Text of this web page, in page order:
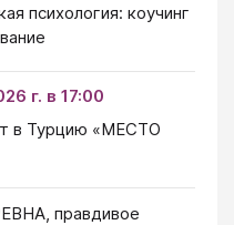
психология: коучинг
г. в 17:00
в Турцию «МЕСТО
правдивое